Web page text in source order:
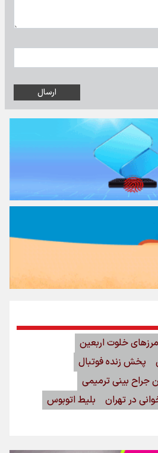
مرزهای خلوت اربعین
پخش زنده فوتبال
جراح بینی ترمیمی
در تهران
بلیط اتوبوس